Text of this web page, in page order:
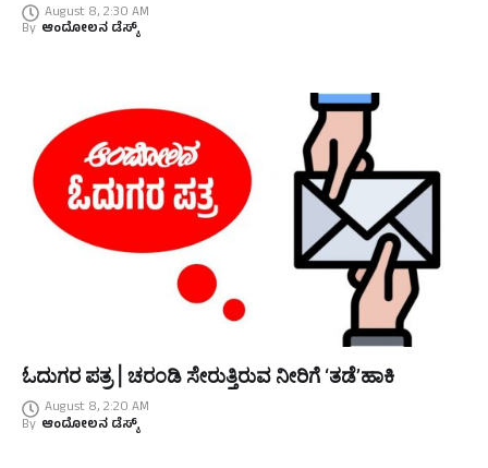
August 8, 2:30 AM
By ಆಂದೋಲನ ಡೆಸ್ಕ್
ಓದುಗರ ಪತ್ರ | ಚರಂಡಿ ಸೇರುತ್ತಿರುವ ನೀರಿಗೆ ‘ತಡೆ’ಹಾಕಿ
August 8, 2:20 AM
By ಆಂದೋಲನ ಡೆಸ್ಕ್